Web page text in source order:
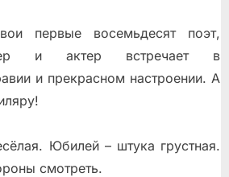
первые восемьдесят поэт,
и актер встречает в
и прекрасном настроении. А
Юбилей – штука грустная.
смотреть.